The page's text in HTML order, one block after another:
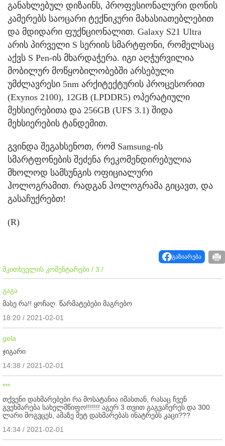
განახლებულ დიზაინს, პროფესიონალური დონის
კამერებს საოცარი ტექნიკური მახასიათებლებით
და მდიდარი ფუქნციონალით. Galaxy S21 Ultra
არის პირველი S სერიის სმარტფონი, რომელსაც
აქვს S Pen-ის მხარდაჭერა. იგი აღჭურვილია
მობილურ მოწყობილობებში არსებული
უმძლავრესი 5nm არქიტექტურის პროცესორით
(Exynos 2100), 12GB (LPDDR5) ოპერატიული
მეხსიერებითა და 256GB (UFS 3.1) შიდა
მეხსიერების ტანდემით.
გვინდა შეგახსენოთ, რომ Samsung-ის
სმარტფონების შეძენა რეკომენდირებულია
მხოლოდ სამსუნგის ოფიციალური
ჰოლოგრამით. რადგან ჰოლოგრამა გიცავთ, და
გასაჩუქრებთ!
(R)
გაზიარება
მკითხველის კომენტარები / 3 /
გაგა
მასე რა!! ყოჩაღ. წარმატებები მაგრებო
18:20 / 2021-02-01
gela
ჯიგარი
14:38 / 2021-02-01
***
თქვენი დახმარებები რა მოსატანია იმასთან, რასაც ჩვენ
გვეხმარება სახელმწიფო!!!!!!! აგერ 3 თვით გაგვაჩერეს და 300
ლარი მოგვცეს, ამაზე მეტ დახმარებას ინატრებს კაცი???
14:34 / 2021-02-01